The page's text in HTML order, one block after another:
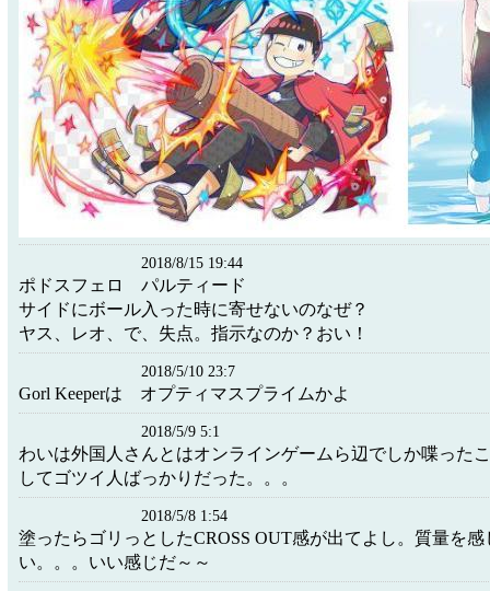
2018/8/15 19:44
ポドスフェロ パルティード
サイドにボール入った時に寄せないのなぜ？
ヤス、レオ、で、失点。指示なのか？おい！
2018/5/10 23:7
Gorl Keeperは オプティマスプライムかよ
2018/5/9 5:1
わいは外国人さんとはオンラインゲームら辺でしか喋った
してゴツイ人ばっかりだった。。。
2018/5/8 1:54
塗ったらゴリっとしたCROSS OUT感が出てよし。質量を
い。。。いい感じだ～～